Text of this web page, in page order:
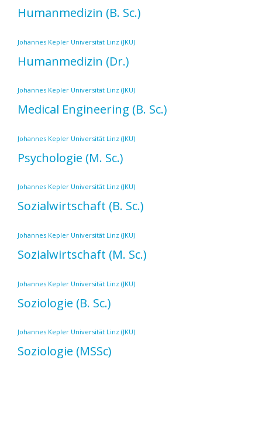
Humanmedizin (B. Sc.)
Johannes Kepler Universität Linz (JKU)
Humanmedizin (Dr.)
Johannes Kepler Universität Linz (JKU)
Medical Engineering (B. Sc.)
Johannes Kepler Universität Linz (JKU)
Psychologie (M. Sc.)
Johannes Kepler Universität Linz (JKU)
Sozialwirtschaft (B. Sc.)
Johannes Kepler Universität Linz (JKU)
Sozialwirtschaft (M. Sc.)
Johannes Kepler Universität Linz (JKU)
Soziologie (B. Sc.)
Johannes Kepler Universität Linz (JKU)
Soziologie (MSSc)